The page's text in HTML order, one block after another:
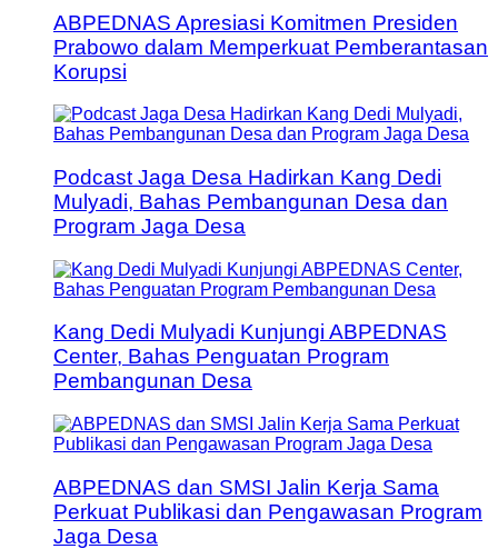
ABPEDNAS Apresiasi Komitmen Presiden
Prabowo dalam Memperkuat Pemberantasan
Korupsi
Podcast Jaga Desa Hadirkan Kang Dedi
Mulyadi, Bahas Pembangunan Desa dan
Program Jaga Desa
Kang Dedi Mulyadi Kunjungi ABPEDNAS
Center, Bahas Penguatan Program
Pembangunan Desa
ABPEDNAS dan SMSI Jalin Kerja Sama
Perkuat Publikasi dan Pengawasan Program
Jaga Desa